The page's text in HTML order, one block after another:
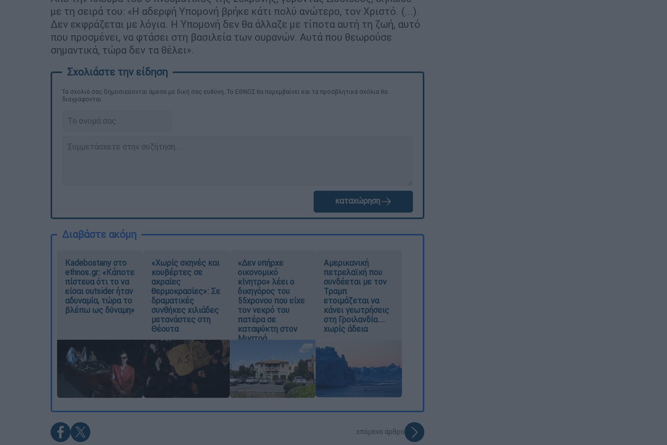
με τη σειρά του: «Η αδερφή Υπομονή βρήκε κάτι πολύ ανώτερο, τον Χριστό. (...).
Δεν εκφράζεται με λόγια. Η Υπομονή δεν θα άλλαζε με τίποτα αυτή τη ζωή, αυτό
που προσμένει, να φτάσει στη βασιλεία των ουρανών. Αυτά που θεωρούσε
σημαντικά, τώρα δεν τα θέλει».
Τα σχολιά σας δημοσιεύονται άμεσα με δική σας ευθύνη. Το ΕΘΝΟΣ θα παρεμβαίνει και τα προσβλητικά σχόλια θα
διαγράφονται
καταχώρηση
Διαβάστε ακόμη
Kadebostany στο
ethnos.gr: «Κάποτε
πίστευα ότι το να
είσαι outsider ήταν
αδυναμία, τώρα το
βλέπω ως δύναμη»
«Χωρίς σκηνές και
κουβέρτες σε
ακραίες
θερμοκρασίες»: Σε
δραματικές
συνθήκες χιλιάδες
μετανάστες στη
Θέουτα
«Δεν υπήρχε
οικονομικό
κίνητρο» λέει ο
δικηγόρος του
55χρονου που είχε
τον νεκρό του
πατέρα σε
καταψύκτη στον
Μυστρά
Αμερικανική
πετρελαϊκή που
συνδέεται με τον
Τραμπ
ετοιμάζεται να
κάνει γεωτρήσεις
στη Γροιλανδία...
χωρίς άδεια
επόμενο άρθρο